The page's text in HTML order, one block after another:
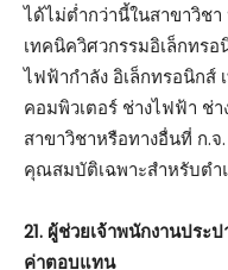
ได้ไม่ต่ำกว่านี้ในสาขาวิช
เทคนิควิศวกรรมอิเล็กทร
ไฟฟ้ากำลัง อิเล็กทรอนิกส์
คอมพิวเตอร์ ช่างไฟฟ้า ช่
สาขาวิชาหรือทางอื่นที่ ก.
คุณสมบัติเฉพาะสำหรับต
21. ผู้ช่วยเจ้าพนักงานประ
ค่าตอบแทน